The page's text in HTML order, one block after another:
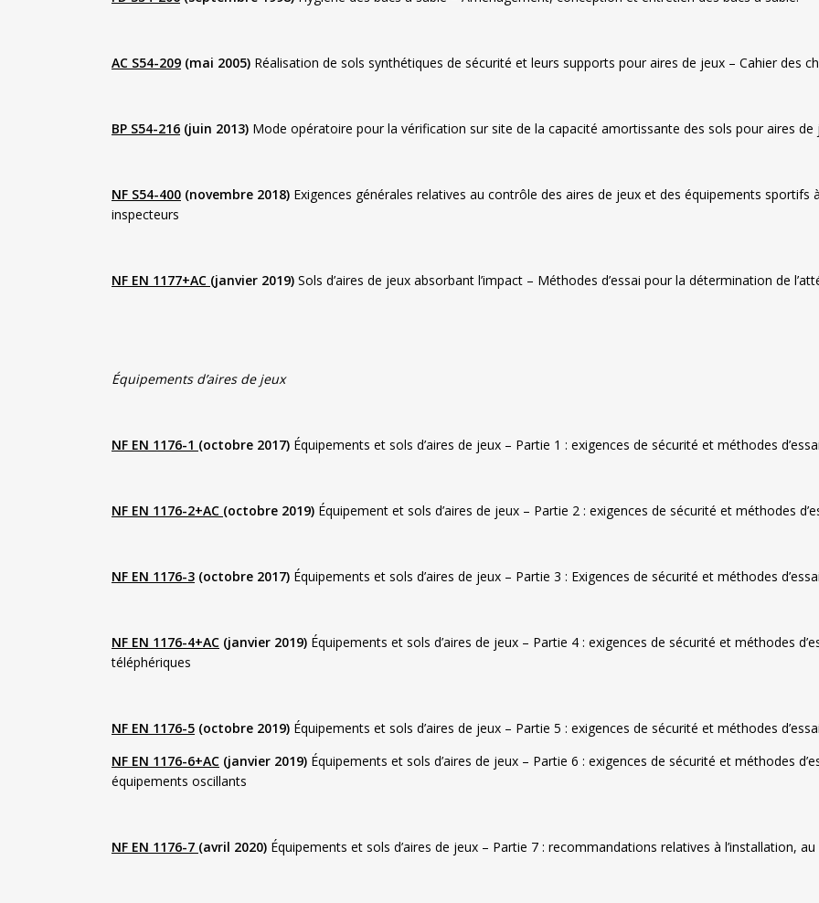
AC S54-209 (mai 2005) Réalisation de sols synthétiques de sécurité et leurs supports pour aires de jeux – Cahier des
BP S54-216 (juin 2013) Mode opératoire pour la vérification sur site de la capacité amortissante des sols pour aires de
NF S54-400 (novembre 2018) Exigences générales relatives au contrôle des aires de jeux et des équipements
inspecteurs
NF EN 1177+AC (janvier 2019) Sols d’aires de jeux absorbant l’impact – Méthodes d’essai pour la détermination de
Équipements d’aires de jeux
NF EN 1176-1 (octobre 2017) Équipements et sols d’aires de jeux – Partie 1 : exigences de sécurité et méthodes
NF EN 1176-2+AC (octobre 2019) Équipement et sols d’aires de jeux – Partie 2 : exigences de sécurité et méthodes
NF EN 1176-3 (octobre 2017) Équipements et sols d’aires de jeux – Partie 3 : Exigences de sécurité et méthodes
NF EN 1176-4+AC (janvier 2019) Équipements et sols d’aires de jeux – Partie 4 : exigences de sécurité et méthodes
téléphériques
NF EN 1176-5 (octobre 2019) Équipements et sols d’aires de jeux – Partie 5 : exigences de sécurité et méthodes
NF EN 1176-6+AC (janvier 2019) Équipements et sols d’aires de jeux – Partie 6 : exigences de sécurité et méthodes
équipements oscillants
NF EN 1176-7 (avril 2020) Équipements et sols d’aires de jeux – Partie 7 : recommandations relatives à l’installation,